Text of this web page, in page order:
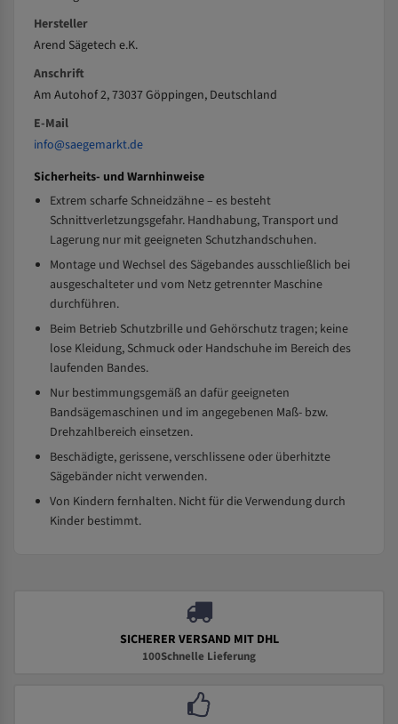
Hersteller
Arend Sägetech e.K.
Anschrift
Am Autohof 2, 73037 Göppingen, Deutschland
E-Mail
info@saegemarkt.de
Sicherheits- und Warnhinweise
Extrem scharfe Schneidzähne – es besteht
Schnittverletzungsgefahr. Handhabung, Transport und
Lagerung nur mit geeigneten Schutzhandschuhen.
Montage und Wechsel des Sägebandes ausschließlich bei
ausgeschalteter und vom Netz getrennter Maschine
durchführen.
Beim Betrieb Schutzbrille und Gehörschutz tragen; keine
lose Kleidung, Schmuck oder Handschuhe im Bereich des
laufenden Bandes.
Nur bestimmungsgemäß an dafür geeigneten
Bandsägemaschinen und im angegebenen Maß- bzw.
Drehzahlbereich einsetzen.
Beschädigte, gerissene, verschlissene oder überhitzte
Sägebänder nicht verwenden.
Von Kindern fernhalten. Nicht für die Verwendung durch
Kinder bestimmt.
SICHERER VERSAND MIT DHL
100Schnelle Lieferung